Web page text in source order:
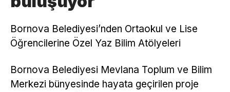
Bornova Belediyesi’nden Ortaokul ve Lise
Öğrencilerine Özel Yaz Bilim Atölyeleri
Bornova Belediyesi Mevlana Toplum ve Bilim
Merkezi bünyesinde hayata geçirilen proje